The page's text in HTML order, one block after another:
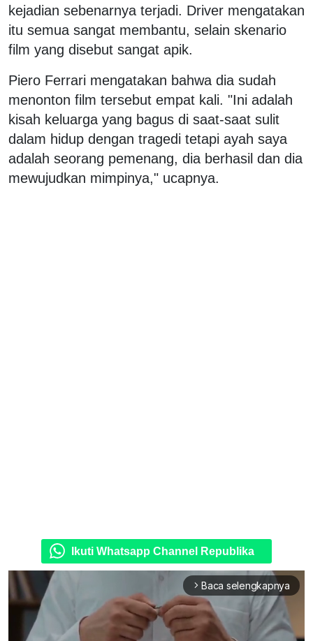
kejadian sebenarnya terjadi. Driver mengatakan
itu semua sangat membantu, selain skenario
film yang disebut sangat apik.
Piero Ferrari mengatakan bahwa dia sudah
menonton film tersebut empat kali. "Ini adalah
kisah keluarga yang bagus di saat-saat sulit
dalam hidup dengan tragedi tetapi ayah saya
adalah seorang pemenang, dia berhasil dan dia
mewujudkan mimpinya," ucapnya.
Ikuti Whatsapp Channel Republika
arrow_forward_ios Baca selengkapnya